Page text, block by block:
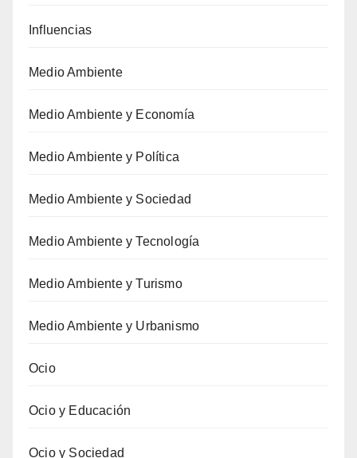
Influencias
Medio Ambiente
Medio Ambiente y Economía
Medio Ambiente y Política
Medio Ambiente y Sociedad
Medio Ambiente y Tecnología
Medio Ambiente y Turismo
Medio Ambiente y Urbanismo
Ocio
Ocio y Educación
Ocio y Sociedad